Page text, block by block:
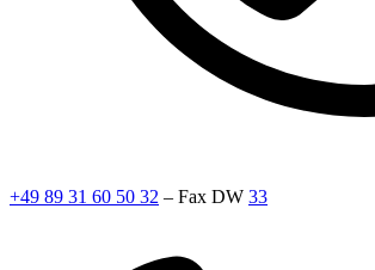
+49 89 31 60 50 32 – Fax DW 33